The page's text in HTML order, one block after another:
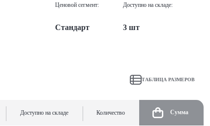
Ценовой сегмент:
Стандарт
Доступно на складе:
3 шт
ТАБЛИЦА РАЗМЕРОВ
Доступно на складе Количество Сумма